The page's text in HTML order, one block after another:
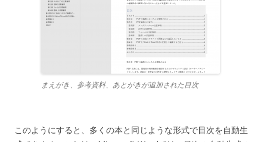
まえがき、参考資料、あとがきが追加された目次
このようにすると、多くの本と同じような形式で目次を自動生